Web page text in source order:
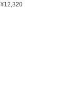
¥12,320